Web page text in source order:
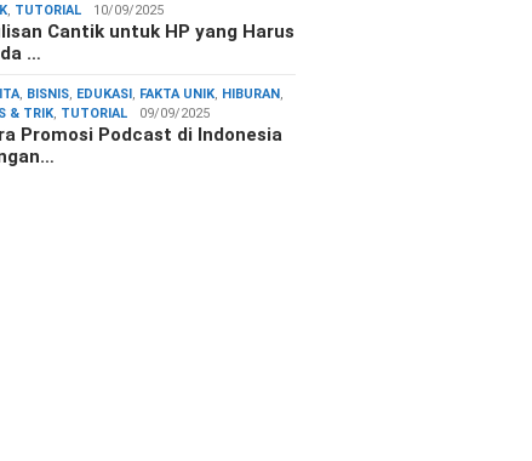
, TUTORIAL 10/09/2025
Cantik untuk HP yang Harus
…
, BISNIS, EDUKASI, FAKTA UNIK, HIBURAN,
& TRIK, TUTORIAL 09/09/2025
Promosi Podcast di Indonesia